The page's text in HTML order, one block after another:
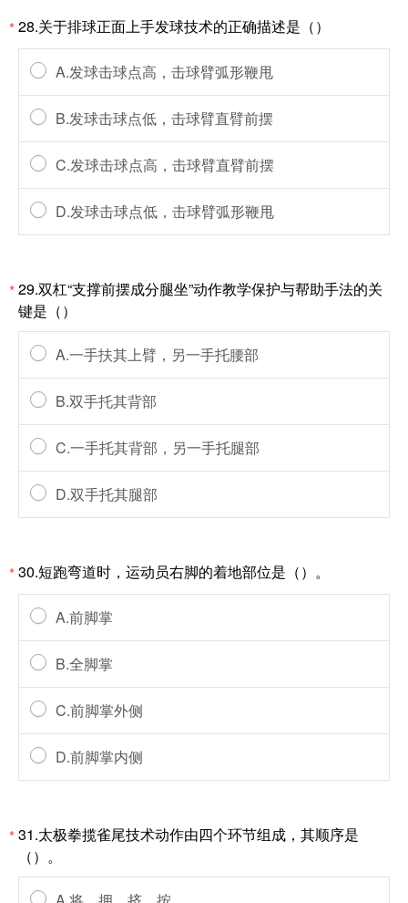
*28.关于排球正面上手发球技术的正确描述是（）
A.发球击球点高，击球臂弧形鞭甩
B.发球击球点低，击球臂直臂前摆
C.发球击球点高，击球臂直臂前摆
D.发球击球点低，击球臂弧形鞭甩
*29.双杠“支撑前摆成分腿坐”动作教学保护与帮助手法的关
键是（）
A.一手扶其上臂，另一手托腰部
B.双手托其背部
C.一手托其背部，另一手托腿部
D.双手托其腿部
*30.短跑弯道时，运动员右脚的着地部位是（）。
A.前脚掌
B.全脚掌
C.前脚掌外侧
D.前脚掌内侧
*31.太极拳揽雀尾技术动作由四个环节组成，其顺序是
（）。